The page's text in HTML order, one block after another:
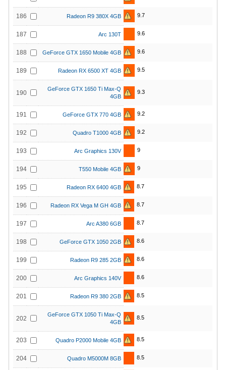
186 Radeon R9 380X 4GB 9.7
187 Arc 130T 9.6
188 GeForce GTX 1650 Mobile 4GB 9.6
189 Radeon RX 6500 XT 4GB 9.5
190
GeForce GTX 1650 Ti Max-Q
4GB
9.3
191 GeForce GTX 770 4GB 9.2
192 Quadro T1000 4GB 9.2
193 Arc Graphics 130V 9
194 T550 Mobile 4GB 9
195 Radeon RX 6400 4GB 8.7
196 Radeon RX Vega M GH 4GB 8.7
197 Arc A380 6GB 8.7
198 GeForce GTX 1050 2GB 8.6
199 Radeon R9 285 2GB 8.6
200 Arc Graphics 140V 8.6
201 Radeon R9 380 2GB 8.5
202
GeForce GTX 1050 Ti Max-Q
4GB
8.5
203 Quadro P2000 Mobile 4GB 8.5
204 Quadro M5000M 8GB 8.5